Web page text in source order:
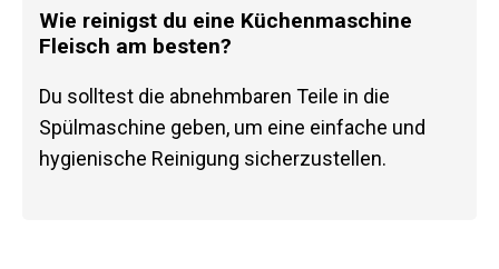
Wie reinigst du eine Küchenmaschine
Fleisch am besten?
Du solltest die abnehmbaren Teile in die
Spülmaschine geben, um eine einfache und
hygienische Reinigung sicherzustellen.